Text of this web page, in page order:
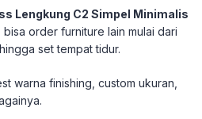
Lengkung C2 Simpel Minimalis
bisa order furniture lain mulai dari
set tempat tidur.
warna finishing, custom ukuran,